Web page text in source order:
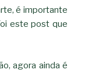
é importante
este post que
agora ainda é